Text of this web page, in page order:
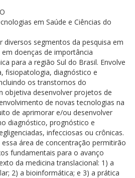
Univates
em Saúde e Ciências do
diversos segmentos da pesquisa em
doenças de importância
para a região Sul do Brasil. Envolve
fisiopatologia, diagnóstico e
os transtornos do
objetiva desenvolver projetos de
de novas tecnologias na
de aprimorar e/ou desenvolver
diagnóstico, prognóstico e
infecciosas ou crônicas.
essa área de concentração permitirão
fundamentais para o avanço
da medicina translacional: 1) a
2) a bioinformática; e 3) a prática